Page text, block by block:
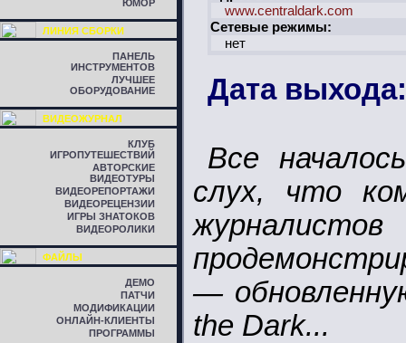
ЮМОР
ЛИНИЯ СБОРКИ
ПАНЕЛЬ
ИНСТРУМЕНТОВ
ЛУЧШЕЕ
ОБОРУДОВАНИЕ
ВИДЕОЖУРНАЛ
КЛУБ
ИГРОПУТЕШЕСТВИЙ
АВТОРСКИЕ
ВИДЕОТУРЫ
ВИДЕОРЕПОРТАЖИ
ВИДЕОРЕЦЕНЗИИ
ИГРЫ ЗНАТОКОВ
ВИДЕОРОЛИКИ
ФАЙЛЫ
ДЕМО
ПАТЧИ
МОДИФИКАЦИИ
ОНЛАЙН-КЛИЕНТЫ
ПРОГРАММЫ
www.centraldark.com
Сетевые режимы:
нет
Дата
Все
слух, что
—
the Dark...